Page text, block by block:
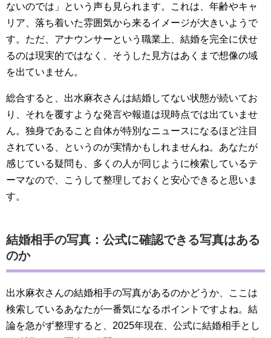
ないのでは」という声も見られます。これは、年齢やキャ
リア、落ち着いた雰囲気から来るイメージが大きいようで
す。ただ、アナウンサーという職業上、結婚を完全に伏せ
るのは現実的ではなく、そうした見方はあくまで想像の域
を出ていません。
総合すると、出水麻衣さんは結婚してない状態が続いてお
り、それを覆すような発言や報道は現時点では出ていませ
ん。独身であること自体が特別なニュースになるほど注目
されている、というのが実情かもしれませんね。あなたが
感じている疑問も、多くの人が同じように検索しているテ
ーマなので、こうして整理しておくと安心できると思いま
す。
結婚相手の写真：公式に確認できる写真はある
のか
出水麻衣さんの結婚相手の写真があるのかどうか、ここは
検索しているあなたが一番気になるポイントですよね。結
論を急がず整理すると、2025年現在、公式に結婚相手とし